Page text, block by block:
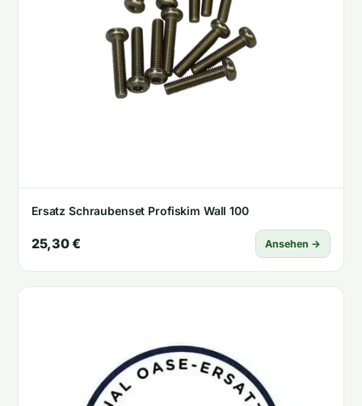
Ersatz Schraubenset Profiskim Wall 100
25,30 € Ansehen →